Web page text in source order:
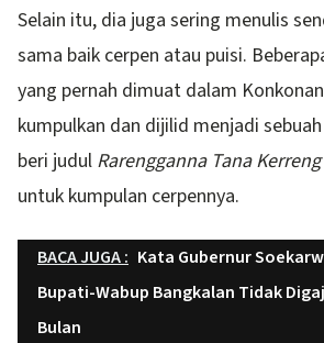
Selain itu, dia juga sering menulis
sama baik cerpen atau puisi.
yang pernah dimuat dalam
kumpulkan dan dijilid menjadi
beri judul Rarengganna Tana Kerreng
untuk kumpulan cerpennya.
BACA JUGA : Kata Gubernur
Bupati-Wabup Bangkalan Tidak
Bulan